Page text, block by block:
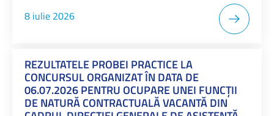
8 iulie 2026
REZULTATELE PROBEI PRACTICE LA
CONCURSUL ORGANIZAT ÎN DATA DE
06.07.2026 PENTRU OCUPARE UNEI FUNCŢII
DE NATURĂ CONTRACTUALĂ VACANTĂ DIN